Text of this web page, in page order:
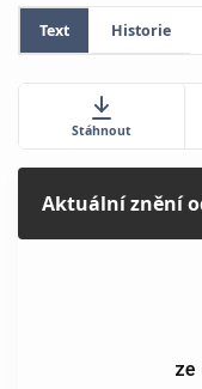
Text Historie
Stáhnout
Aktuální znění
ze